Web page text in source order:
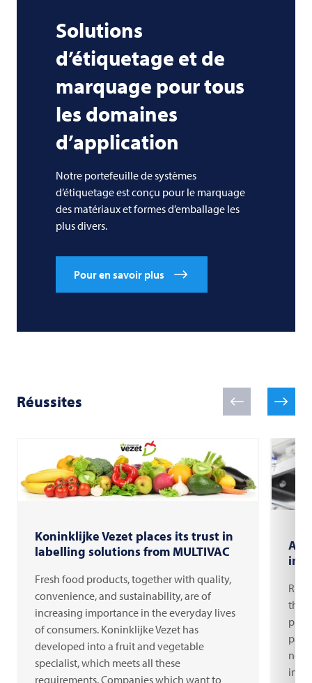
Solutions
d’étiquetage et de
marquage pour tous
les domaines
d’application
Notre portefeuille de systèmes
d’étiquetage est conçu pour le marquage
des matériaux et formes d’emballage les
plus divers.
Pour en savoir plus
Réussites
Koninklijke Vezet places its trust in
labelling solutions from MULTIVAC
Fresh food products, together with quality,
convenience, and sustainability, are of
increasing importance in the everyday lives
of consumers. Koninklijke Vezet has
developed into a fruit and vegetable
specialist, which meets all these
requirements. Companies which want to
the
no